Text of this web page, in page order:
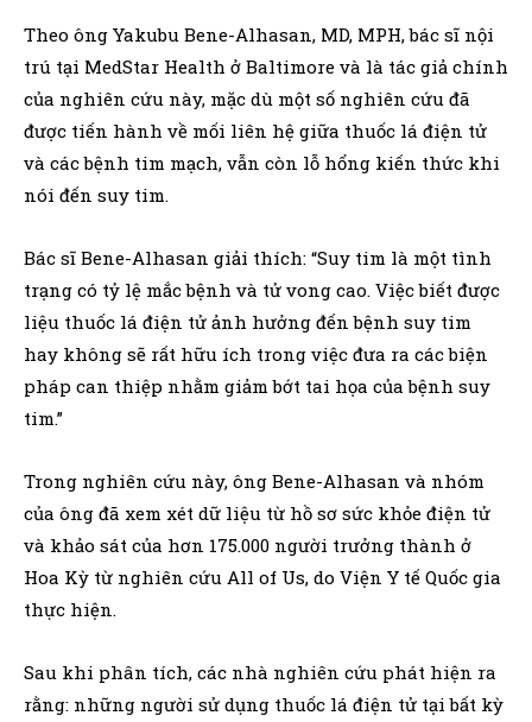
Theo ông Yakubu Bene-Alhasan, MD, MPH, bác sĩ nội
trú tại MedStar Health ở Baltimore và là tác giả chính
của nghiên cứu này, mặc dù một số nghiên cứu đã
được tiến hành về mối liên hệ giữa thuốc lá điện tử
và các bệnh tim mạch, vẫn còn lỗ hổng kiến ​​thức khi
nói đến suy tim.
Bác sĩ Bene-Alhasan giải thích: “Suy tim là một tình
trạng có tỷ lệ mắc bệnh và tử vong cao. Việc biết được
liệu thuốc lá điện tử ảnh hưởng đến bệnh suy tim
hay không sẽ rất hữu ích trong việc đưa ra các biện
pháp can thiệp nhằm giảm bớt tai họa của bệnh suy
tim.”
Trong nghiên cứu này, ông Bene-Alhasan và nhóm
của ông đã xem xét dữ liệu từ hồ sơ sức khỏe điện tử
và khảo sát của hơn 175.000 người trưởng thành ở
Hoa Kỳ từ nghiên cứu All of Us, do Viện Y tế Quốc gia
thực hiện.
Sau khi phân tích, các nhà nghiên cứu phát hiện ra
rằng: những người sử dụng thuốc lá điện tử tại bất kỳ